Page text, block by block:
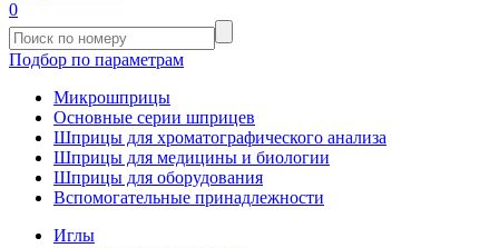
0
Подбор по параметрам
Микрошприцы
Основные серии шприцев
Шприцы для хроматографического анализа
Шприцы для медицины и биологии
Шприцы для оборудования
Вспомогательные принадлежности
Иглы